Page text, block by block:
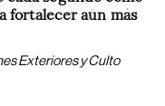
fortalecer aún más
Exteriores y Culto